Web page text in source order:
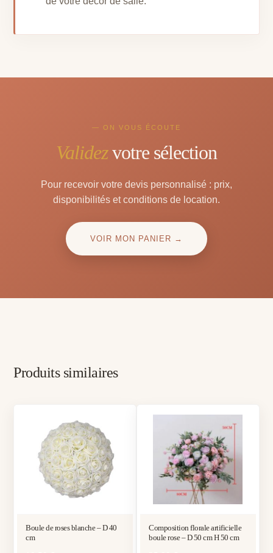
— ON VOUS ÉCOUTE
Validezvotre sélection
Pour recevoir votre devis personnalisé : prix,
disponibilités et conditions de location.
VOIR MON PANIER →
Produits similaires
Boule de roses blanche – D 40
cm
Composition florale artificielle
boule rose – D 50 cm H 50 cm